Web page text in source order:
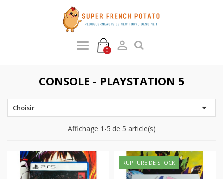
0 
CONSOLE - PLAYSTATION 5
Choisir 
Affichage 1-5 de 5 article(s)
RUPTURE DE STOCK